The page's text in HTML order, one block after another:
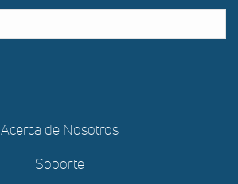
Acerca de Nosotros
Soporte